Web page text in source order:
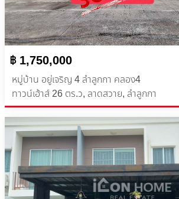
฿ 1,750,000
หมู่บ้าน อยู่เจริญ 4 ลำลูกกา คลอง4
ทาวน์เฮ้าส์ ​26 ตร.ว, ลาดสวาย, ลำลูกกา